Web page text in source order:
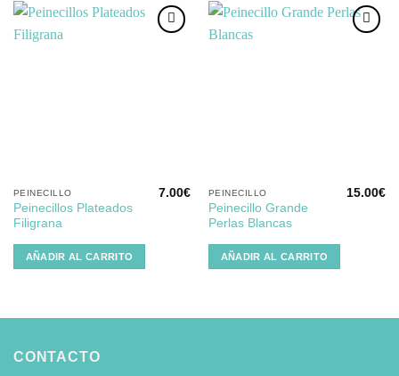
PEINECILLO
Peinecillos Plateados
Filigrana
7.00€
AÑADIR AL CARRITO
PEINECILLO
Peinecillo Grande
Perlas Blancas
15.00€
AÑADIR AL CARRITO
CONTACTO